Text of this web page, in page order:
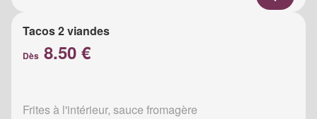
Tacos 2 viandes
Dès 8.50 €
Frites à l'intérieur, sauce fromagère